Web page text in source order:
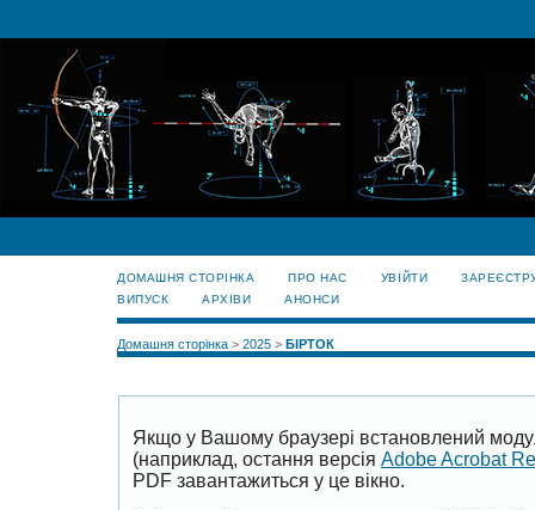
ДОМАШНЯ СТОРІНКА ПРО НАС УВІЙТИ
ВИПУСК
АРХІВИ АНОНСИ
Домашня сторінка > 2025 > БІРТОК
Якщо у Вашому браузері встановлений
(наприклад, остання версія Adobe Acrobat
PDF завантажиться у це вікно.